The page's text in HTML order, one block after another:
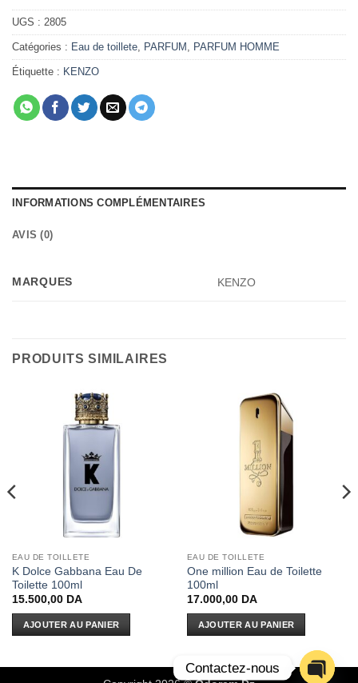
UGS : 2805
Catégories : Eau de toillete, PARFUM , PARFUM HOMME
Étiquette : KENZO
INFORMATIONS COMPLÉMENTAIRES
AVIS (0)
MARQUES KENZO
PRODUITS SIMILAIRES
EAU DE TOILLETE
K Dolce Gabbana Eau De
Toilette 100ml
15.500,00 DA
AJOUTER AU PANIER
EAU DE TOILLETE
One million Eau de Toilette
100ml
17.000,00 DA
AJOUTER AU PANIER
Contactez-nous